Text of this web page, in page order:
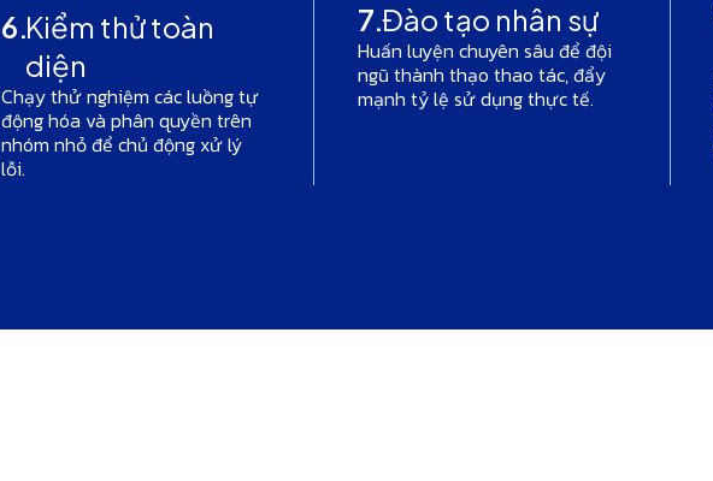
6.Kiểm thử toàn
diện
Chạy thử nghiệm các luồng tự
động hóa và phân quyền trên
nhóm nhỏ để chủ động xử lý
lỗi.
7.Đào tạo nhân sự
Huấn luyện chuyên sâu để đội
ngũ thành thạo thao tác, đẩy
mạnh tỷ lệ sử dụng thực tế.